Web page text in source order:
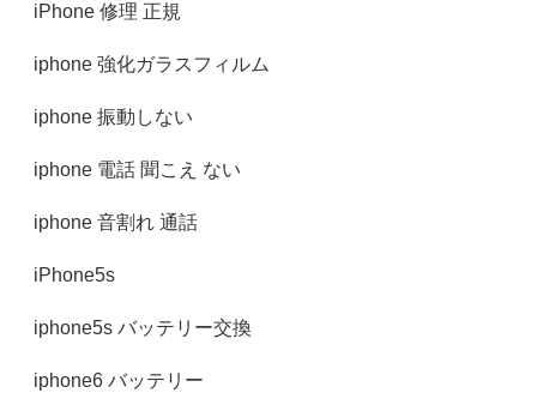
iPhone 修理 正規
iphone 強化ガラスフィルム
iphone 振動しない
iphone 電話 聞こえ ない
iphone 音割れ 通話
iPhone5s
iphone5s バッテリー交換
iphone6 バッテリー